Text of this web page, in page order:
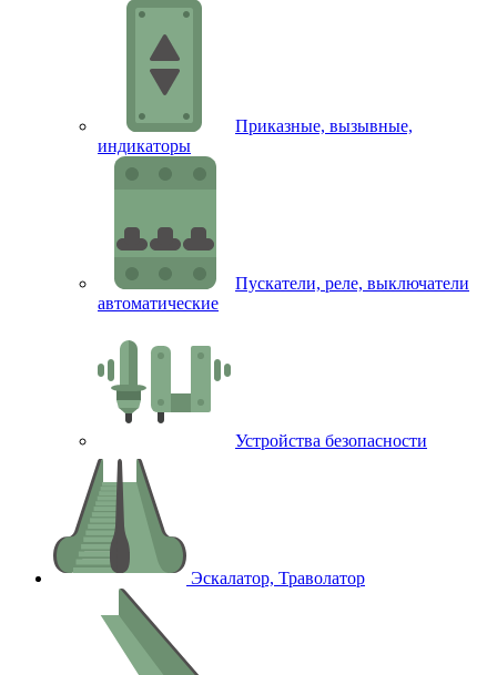
Приказные, вызывные,
индикаторы
Пускатели, реле, выключатели
автоматические
Устройства безопасности
Эскалатор, Траволатор